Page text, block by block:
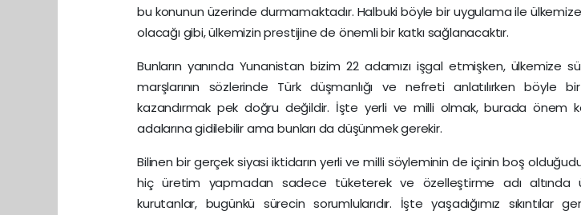
bu konunun üzerinde durmamaktadır. Halbuki böyle bir uygulama ile
olacağı gibi, ülkemizin prestijine de önemli bir katkı sağlanacaktır.
Bunların yanında Yunanistan bizim 22 adamızı işgal etmişken, ülkemize
marşlarının sözlerinde Türk düşmanlığı ve nefreti anlatılırken böyle
kazandırmak pek doğru değildir. İşte yerli ve milli olmak, burada önem
adalarına gidilebilir ama bunları da düşünmek gerekir.
Bilinen bir gerçek siyasi iktidarın yerli ve milli söyleminin de içinin boş
hiç üretim yapmadan sadece tüketerek ve özelleştirme adı altında
kurutanlar, bugünkü sürecin sorumlularıdır. İşte yaşadığımız sıkıntılar